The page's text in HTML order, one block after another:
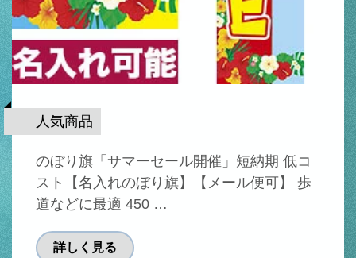
人気商品
のぼり旗「サマーセール開催」短納期 低コ
スト【名入れのぼり旗】【メール便可】 歩
道などに最適 450 …
詳しく見る